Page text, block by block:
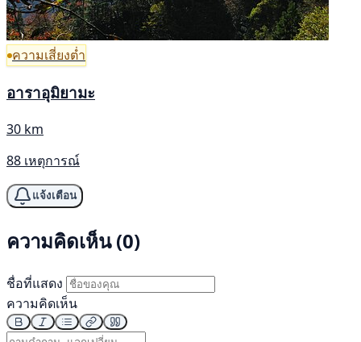
ความเสี่ยงต่ำ
อาราอุมิยามะ
30 km
88 เหตุการณ์
แจ้งเตือน
ความคิดเห็น (0)
ชื่อที่แสดง
ความคิดเห็น